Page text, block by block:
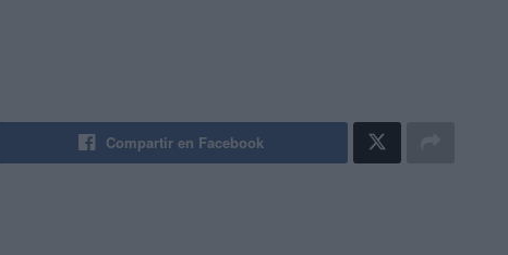
Compartir en Facebook